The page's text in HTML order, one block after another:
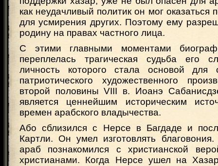
как неудачливый политик он мог оказаться
для усмирения других. Поэтому ему
родину на правах частного лица.
С этими главными моментами
переплелась трагическая судьба его
личность которого стала основой для
патриотического художественного
второй половины VIII в. Иоанэ
является ценнейшим историческим
времен арабского владычества.
Або сблизился с Нерсе в Багдаде и
Картли. Он умел изготовлять
араб познакомился с христианской
христианами. Когда Нерсе ушел на